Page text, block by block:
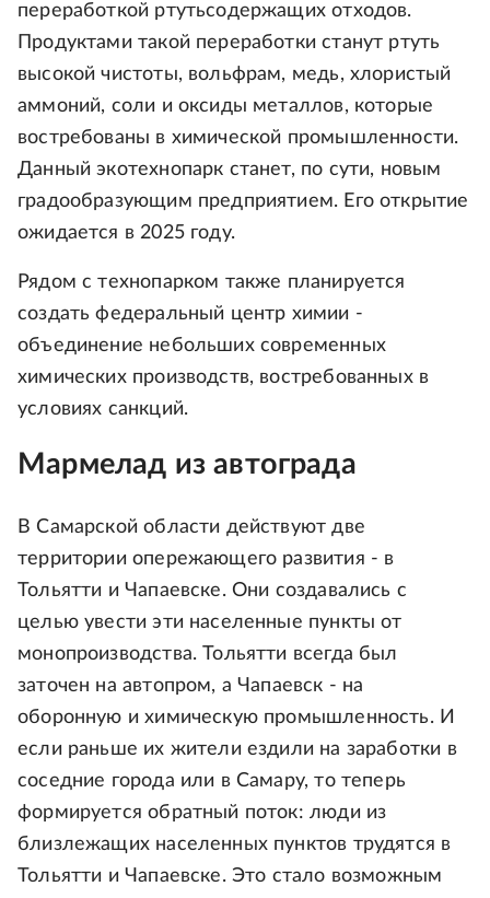
переработкой ртутьсодержащих отходов.
Продуктами такой переработки станут ртуть
высокой чистоты, вольфрам, медь, хлористый
аммоний, соли и оксиды металлов, которые
востребованы в химической промышленности.
Данный экотехнопарк станет, по сути, новым
градообразующим предприятием. Его открытие
ожидается в 2025 году.
Рядом с технопарком также планируется
создать федеральный центр химии -
объединение небольших современных
химических производств, востребованных в
условиях санкций.
Мармелад из автограда
В Самарской области действуют две
территории опережающего развития - в
Тольятти и Чапаевске. Они создавались с
целью увести эти населенные пункты от
монопроизводства. Тольятти всегда был
заточен на автопром, а Чапаевск - на
оборонную и химическую промышленность. И
если раньше их жители ездили на заработки в
соседние города или в Самару, то теперь
формируется обратный поток: люди из
близлежащих населенных пунктов трудятся в
Тольятти и Чапаевске. Это стало возможным